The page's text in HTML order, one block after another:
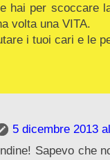
hai per scoccare
volta una VITA.
i tuoi cari e le
5 dicembre 2013
Sapevo che